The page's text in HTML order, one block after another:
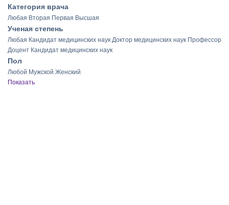
Категория врача
Любая Вторая Первая Высшая
Ученая степень
Любая Кандидат медицинских наук Доктор медицинских наук Профессор
Доцент Кандидат медицинских наук
Пол
Любой Мужской Женский
Показать